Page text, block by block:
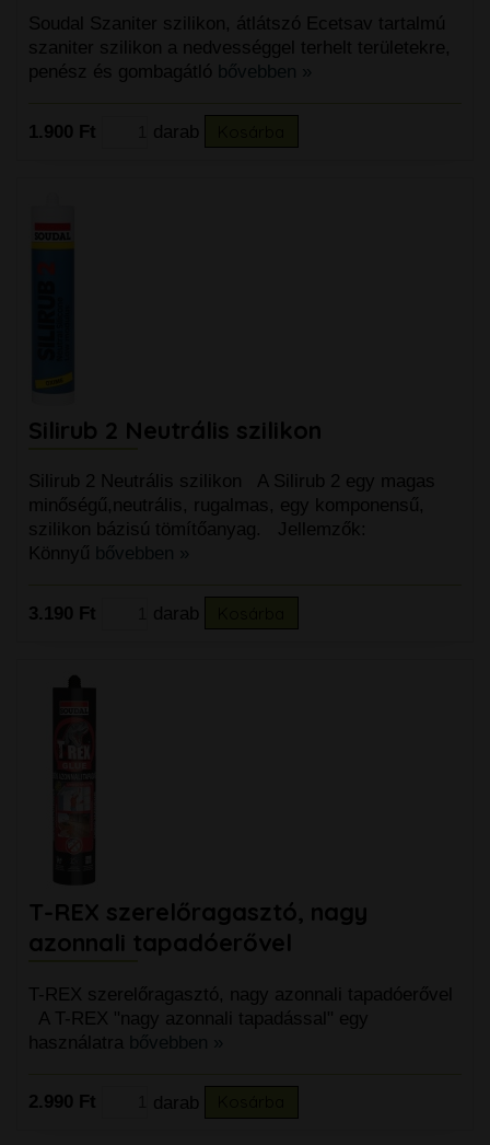
Soudal Szaniter szilikon, átlátszó Ecetsav tartalmú
szaniter szilikon a nedvességgel terhelt területekre,
penész és gombagátló bővebben »
1.900 Ft darab
Silirub 2 Neutrális szilikon
Silirub 2 Neutrális szilikon A Silirub 2 egy magas
minőségű,neutrális, rugalmas, egy komponensű,
szilikon bázisú tömítőanyag. Jellemzők:
Könnyű bővebben »
3.190 Ft darab
T-REX szerelőragasztó, nagy
azonnali tapadóerővel
T-REX szerelőragasztó, nagy azonnali tapadóerővel
A T-REX "nagy azonnali tapadással" egy
használatra bővebben »
2.990 Ft darab